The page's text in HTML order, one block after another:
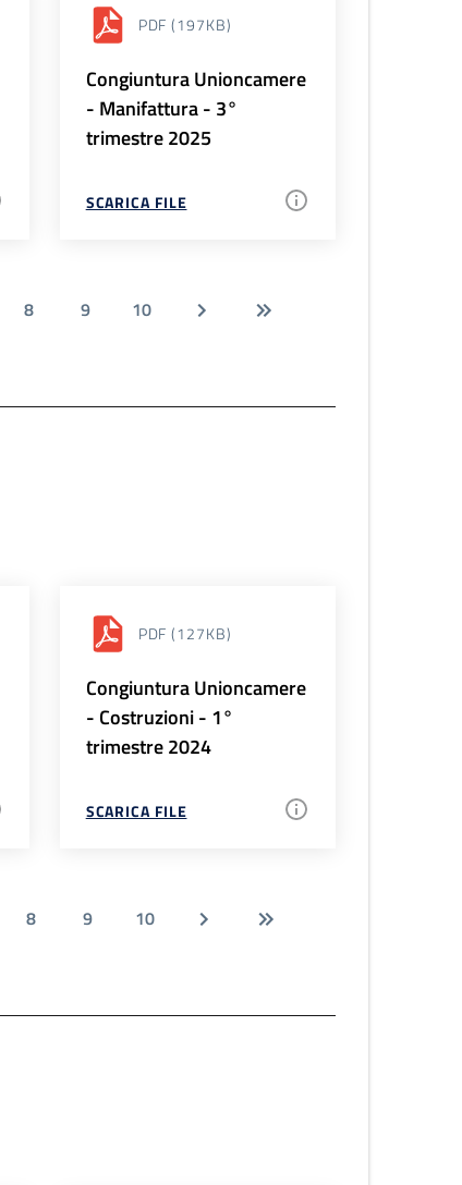
PDF (197KB)
Congiuntura Unioncamere
- Manifattura - 3°
trimestre 2025
SCARICA FILE
8 9 10
PDF (127KB)
Congiuntura Unioncamere
- Costruzioni - 1°
trimestre 2024
SCARICA FILE
8 9 10